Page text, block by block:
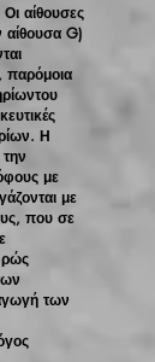
αίθουσες
αίθουσα G)
παρόμοια
Η
με
με
που σε
των